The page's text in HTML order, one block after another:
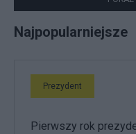
Najpopularniejsze
Prezydent
Pierwszy rok